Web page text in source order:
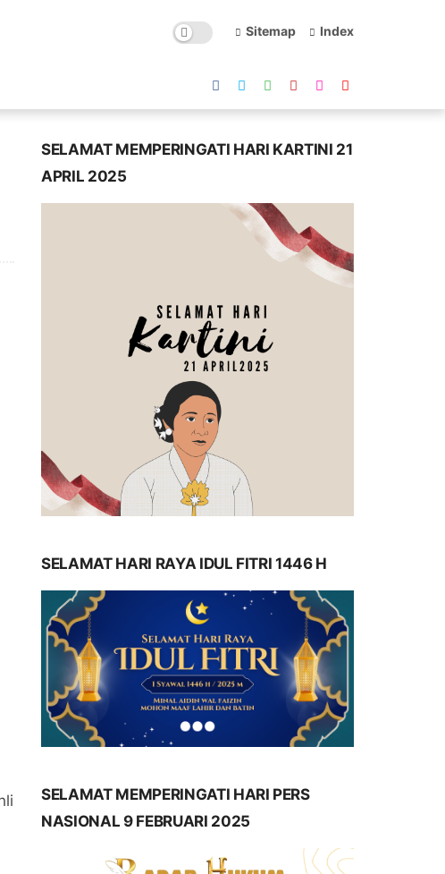
Sitemap Index
SELAMAT MEMPERINGATI HARI KARTINI 21
APRIL 2025
SELAMAT HARI RAYA IDUL FITRI 1446 H
SELAMAT MEMPERINGATI HARI PERS
NASIONAL 9 FEBRUARI 2025